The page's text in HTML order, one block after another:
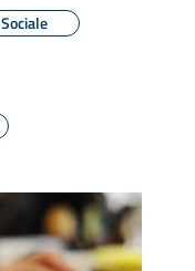
Sociale